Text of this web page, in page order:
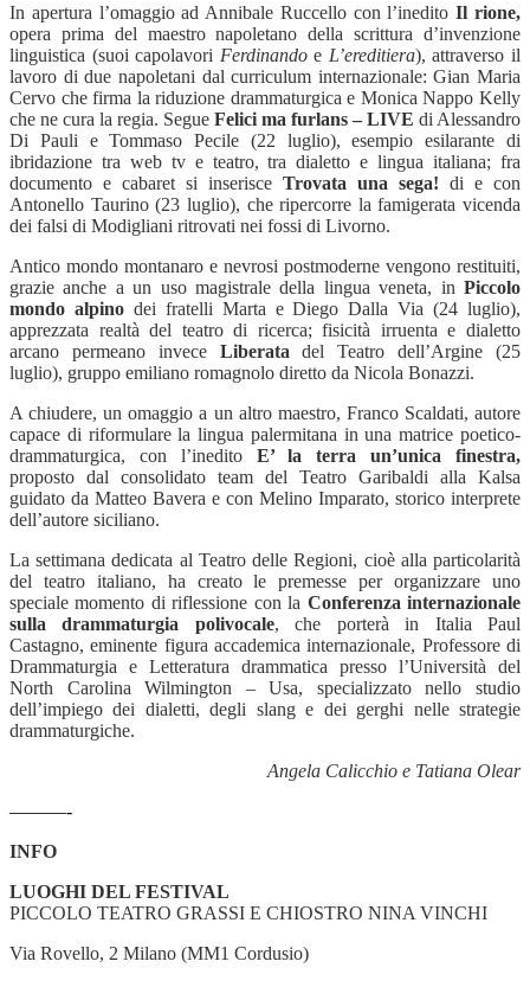
In apertura l’omaggio ad Annibale Ruccello con l’ineditoIl rione,
opera prima del maestro napoletano della scrittura d’invenzione
linguistica (suoi capolavori Ferdinandoe L’ereditiera), attraverso il
lavoro di due napoletani dal curriculum internazionale: Gian Maria
Cervo che firma la riduzione drammaturgica e Monica Nappo Kelly
che ne cura la regia. Segue Felici ma furlans – LIVE di Alessandro
Di Pauli e Tommaso Pecile (22 luglio), esempio esilarante di
ibridazione tra web tv e teatro, tra dialetto e lingua italiana; fra
documento e cabaret si inserisce Trovata una sega! di e con
Antonello Taurino (23 luglio), che ripercorre la famigerata vicenda
dei falsi di Modigliani ritrovati nei fossi di Livorno.
Antico mondo montanaro e nevrosi postmoderne vengono restituiti,
grazie anche a un uso magistrale della lingua veneta, in Piccolo
mondo alpino dei fratelli Marta e Diego Dalla Via (24 luglio),
apprezzata realtà del teatro di ricerca; fisicità irruenta e dialetto
arcano permeano invece Liberata del Teatro dell’Argine (25
luglio), gruppo emiliano romagnolo diretto da Nicola Bonazzi.
A chiudere, un omaggio a un altro maestro, Franco Scaldati, autore
capace di riformulare la lingua palermitana in una matrice poetico-
drammaturgica, con l’inedito E’ la terra un’unica finestra,
proposto dal consolidato team del Teatro Garibaldi alla Kalsa
guidato da Matteo Bavera e con Melino Imparato, storico interprete
dell’autore siciliano.
La settimana dedicata al Teatro delle Regioni, cioè alla particolarità
del teatro italiano, ha creato le premesse per organizzare uno
speciale momento di riflessione con la Conferenza internazionale
sulla drammaturgia polivocale, che porterà in Italia Paul
Castagno, eminente figura accademica internazionale, Professore di
Drammaturgia e Letteratura drammatica presso l’Università del
North Carolina Wilmington – Usa, specializzato nello studio
dell’impiego dei dialetti, degli slang e dei gerghi nelle strategie
drammaturgiche.
Angela Calicchio e Tatiana Olear
———-
INFO
LUOGHI DEL FESTIVAL
PICCOLO TEATRO GRASSI E CHIOSTRO NINA VINCHI
Via Rovello, 2 Milano (MM1 Cordusio)